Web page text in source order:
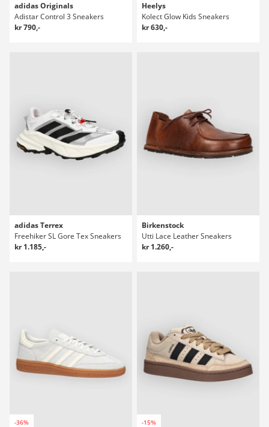
adidas Originals
Adistar Control 3 Sneakers
kr 790,-
Heelys
Kolect Glow Kids Sneakers
kr 630,-
adidas Terrex
Freehiker SL Gore Tex Sneakers
kr 1.185,-
Birkenstock
Utti Lace Leather Sneakers
kr 1.260,-
-36% -15%